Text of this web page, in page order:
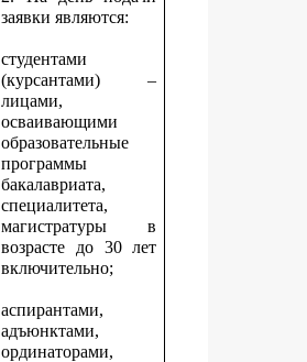
заявки являются:
студентами
(курсантами) –
лицами,
осваивающими
образовательные
программы
бакалавриата,
специалитета,
магистратуры в
возрасте до 30 лет
включительно;
аспирантами,
адъюнктами,
ординаторами,